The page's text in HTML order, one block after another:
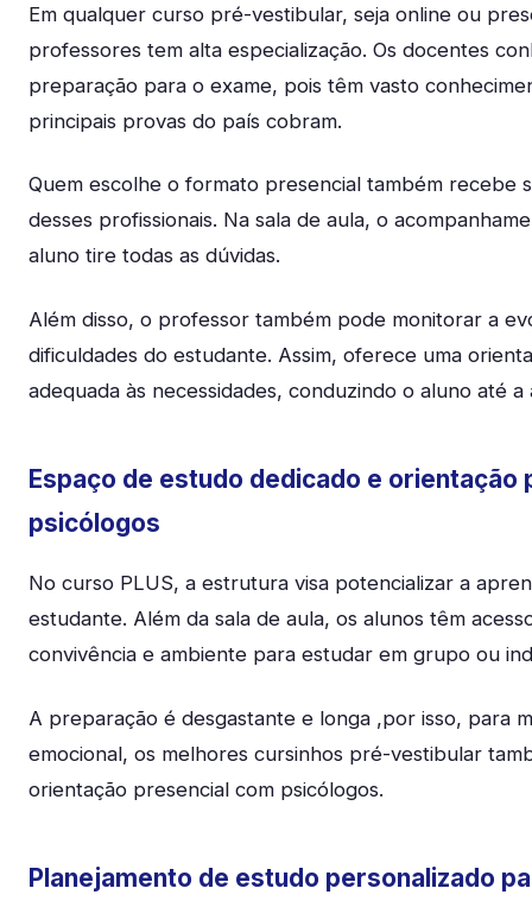
Em qualquer curso pré-vestibular, seja online ou
professores tem alta especialização. Os docentes
preparação para o exame, pois têm vasto
principais provas do país cobram.
Quem escolhe o formato presencial também recebe
desses profissionais. Na sala de aula, o
aluno tire todas as dúvidas.
Além disso, o professor também pode monitorar a
dificuldades do estudante. Assim, oferece uma
adequada às necessidades, conduzindo o aluno até
Espaço de estudo dedicado e orientação
psicólogos
No curso PLUS, a estrutura visa potencializar a
estudante. Além da sala de aula, os alunos têm
convivência e ambiente para estudar em grupo ou
A preparação é desgastante e longa ,por isso, para
emocional, os melhores cursinhos pré-vestibular
orientação presencial com psicólogos.
Planejamento de estudo personalizado